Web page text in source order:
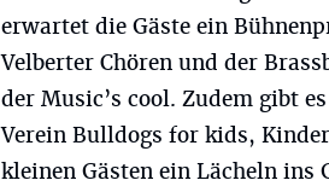
erwartet die Gäste ein
Velberter Chören und der
der Music’s cool. Zudem gibt
Verein Bulldogs for kids,
kleinen Gästen ein Lächeln ins